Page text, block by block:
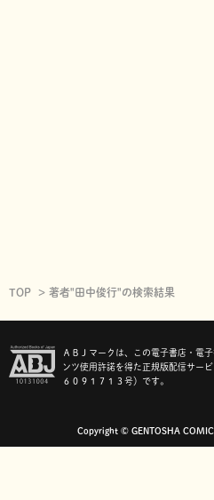
TOP 著者"田中俊行"の検索結果
ＡＢＪマークは、この電子書店・電
ンツ使用許諾を得た正規版配信サー
６０９１７１３号）です。
Copyright © GENTOSHA